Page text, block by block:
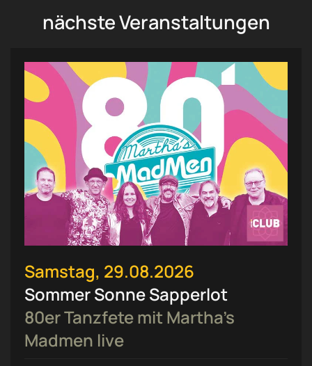
nächste Veranstaltungen
Samstag, 29.08.2026
Sommer Sonne Sapperlot
80er Tanzfete mit Martha’s
Madmen live